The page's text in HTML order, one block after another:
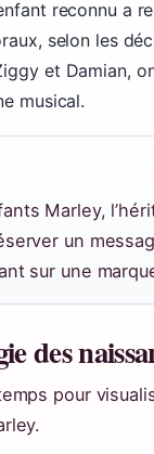
reconnu a
selon les
et Damian,
musical.
Marley,
un
sur une
des
pour